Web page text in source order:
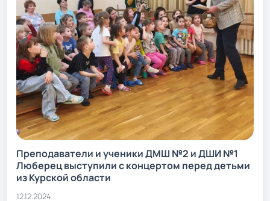
Преподаватели и ученики ДМШ №2 и ДШИ №1
Люберец выступили с концертом перед детьми
из Курской области
12.12.2024